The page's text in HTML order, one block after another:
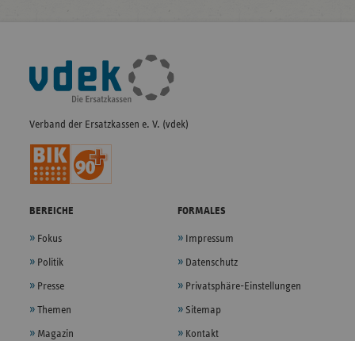
Fußleisten-
Navigation
Verband der Ersatzkassen e. V. (vdek)
BEREICHE
Fokus
Politik
Presse
Themen
Magazin
FORMALES
Impressum
Datenschutz
Privatsphäre-Einstellungen
Sitemap
Kontakt